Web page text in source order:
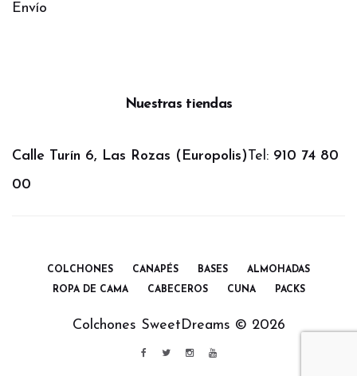
Envío
Nuestras tiendas
Calle Turín 6, Las Rozas (Europolis) Tel: 910 74 80
00
COLCHONES CANAPÉS BASES ALMOHADAS
ROPA DE CAMA CABECEROS CUNA PACKS
Colchones SweetDreams © 2026